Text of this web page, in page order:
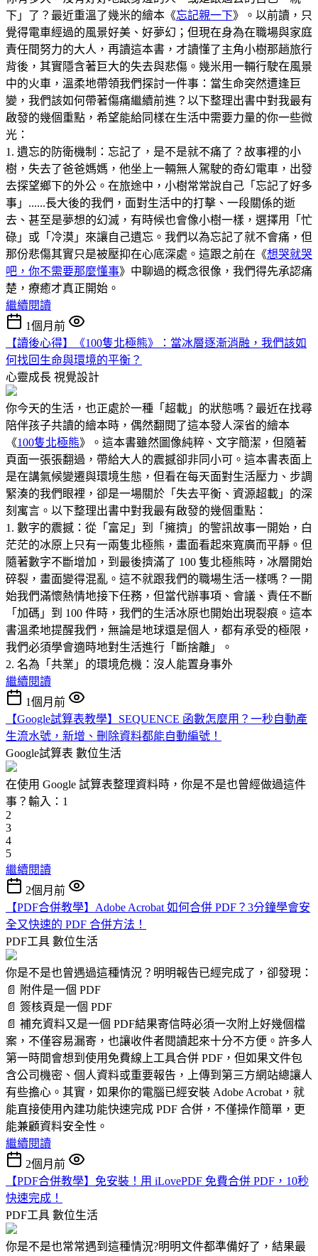
下」了？最近重溫了幾米的繪本《忘記親一下》。以前讀，只
覺得電車經過的風景好美、好夢幻；但現在身為在職場與家庭
責任間努力的大人，再讀這本書，才讀懂了主角小樹那趟旅行
背後，其實隱含著巨大的失去與悲傷。幾米用一輛行駛在風景
中的火車，溫柔地帶領我們探討一件事：當生命突然遭逢巨
變，我們該如何帶著傷痛繼續前進？以下整理出書中對我最有
啟發的幾個重點，希望能給同樣在生活中需要力量的你一些微
光：
1. 遺忘的防衛機制：忘記了，是不是就不痛了？故事裡的小
樹，失去了爸爸媽媽，他坐上一輛無人駕駛的奇幻電車，出發
去探望鄉下的外公。在旅途中，小樹常常說自己「忘記了好多
事」......長大後的我們，面對生活中的打擊、一段關係的逝
去、甚至是夢想的幻滅，有時候也會像小樹一樣，選擇用「忙
碌」或「冷漠」來讓自己遺忘。我們以為忘記了就不會痛，但
那份悲傷其實只是被壓抑在心底深處。這跟之前在《想哭就哭
吧，你不需要那麼懂事》中聊過的概念很像，我們得先承認痛
楚，療癒才真正開始。
繼續閱讀
1個月前
【讀後心得】《100隻北極熊》：當冰層逐漸消融，我們該如
何找回生命與環境的平衡？
心靈成長 視覺設計
你今天的生活，也正處於一種「超載」的狀態嗎？最近在找尋
陪伴孩子共讀的繪本時，偶然翻閱了這本發人深省的繪本
《100隻北極熊》。這本書雖然圖像純粹、文字簡潔，但隨著
頁面一張張翻過，帶給大人的震撼卻非同小可。這本書表面上
是在講氣候變遷與環境生態，但看在每天面對生活壓力、步調
緊湊的我們眼裡，卻是一場關於「失去平衡、資源超載」的深
刻寓言。以下整理出書中對我最有啟發的幾個重點：
1. 數字的震撼：從「富足」到「擁擠」的警訊故事一開始，白
茫茫的冰原上只有一兩隻北極熊，畫面看起來寬廣而平靜。但
隨著數字不斷增加，到最後擠滿了 100 隻北極熊時，冰層開始
碎裂，畫面變得混亂。這不就跟我們的職場生活一樣嗎？一開
始我們滿懷熱情地接下任務，但當代辦事項、會議、責任不斷
「加碼」到 100 件時，我們的生活冰原也開始出現裂痕。這本
書溫柔地提醒我們，無論是地球還是個人，都有承受的極限，
我們必須學會適時地對生活進行「斷捨離」。
2. 名為「共業」的環境危機：沒人能置身事外
繼續閱讀
1個月前
【Google試算表教學】SEQUENCE 函數怎麼用？一秒自動產
生流水號，新增、刪除資料都能自動編號！
Google試算表 數位生活
在使用 Google 試算表整理資料時，你是不是也曾經做過這件
事？輸入：1
2
3
4
5
繼續閱讀
2個月前
【PDF合併教學】Adobe Acrobat 如何合併 PDF？3分鐘學會安
全又快速的 PDF 合併方法！
PDF工具 數位生活
你是不是也曾遇過這種情況？明明報告已經完成了，卻發現：
📄 附件是一個 PDF
📄 簽核頁是一個 PDF
📄 補充資料又是一個 PDF結果寄信時必須一次附上好幾個檔
案，不僅容易漏寄，也讓收件者閱讀起來十分不方便。許多人
第一時間會想到使用免費線上工具合併 PDF，但如果文件包
含公司機密、個人資料或重要報告，上傳到第三方網站總讓人
有些擔心。其實，如果你的電腦已經安裝 Adobe Acrobat，就
能直接使用內建功能快速完成 PDF 合併，不僅操作簡單，更
能兼顧資料安全性。
繼續閱讀
2個月前
【PDF合併教學】免安裝！用 iLovePDF 免費合併 PDF，10秒
快速完成！
PDF工具 數位生活
你是不是也常常遇到這種情況?明明文件都準備好了，結果最